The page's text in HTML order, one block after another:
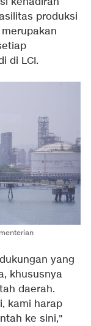
produksi
di LCI.
yang
khususnya
daerah.
kami harap
ke sini,"